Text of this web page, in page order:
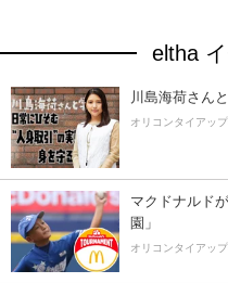
eltha
川島海荷さん
オリコンタイアッ
マクドナルド
園」
オリコンタイアッ